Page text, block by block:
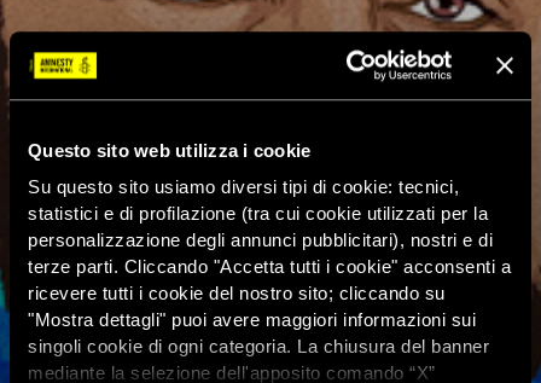
Questo sito web utilizza i cookie
Su questo sito usiamo diversi tipi di cookie: tecnici,
statistici e di profilazione (tra cui cookie utilizzati per la
personalizzazione degli annunci pubblicitari), nostri e di
terze parti. Cliccando "Accetta tutti i cookie" acconsenti a
ricevere tutti i cookie del nostro sito; cliccando su
"Mostra dettagli" puoi avere maggiori informazioni sui
singoli cookie di ogni categoria. La chiusura del banner
mediante la selezione dell'apposito comando “X”